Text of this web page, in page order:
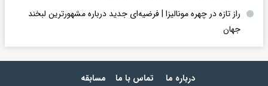
راز تازه در چهره مونالیزا | فرضیه‌ای جدید درباره مشهورترین لبخند
جهان
درباره ما تماس با ما مسابقه